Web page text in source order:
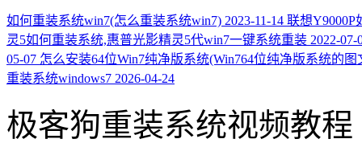
如何重装系统win7(怎么重装系统win7) 2023-11-14 联想Y9000P
灵5如何重装系统,惠普光影精灵5代win7一键系统重装 2022-07-
05-07 怎么安装64位Win7纯净版系统(Win764位纯净版系统的图
重装系统windows7 2026-04-24
极客狗重装系统视频教程